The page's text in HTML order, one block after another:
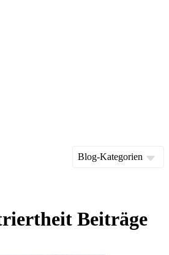
Blog-Kategorien
Beiträge